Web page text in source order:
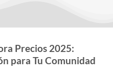
Precios 2025:
para Tu Comunidad